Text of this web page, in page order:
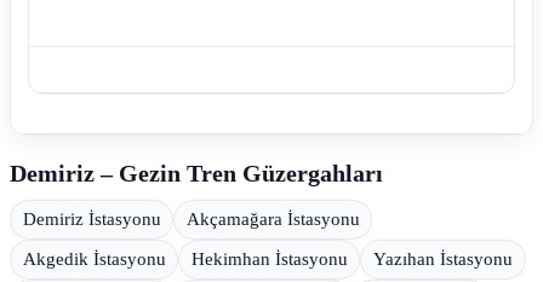
Demiriz – Gezin Tren Güzergahları
Demiriz İstasyonu Akçamağara İstasyonu
Akgedik İstasyonu Hekimhan İstasyonu Yazıhan İstasyonu